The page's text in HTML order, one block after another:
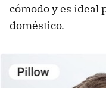
cómodo y es ideal
doméstico.